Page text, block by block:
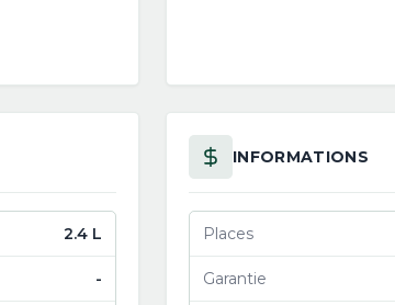
2.4 L
-
INFORMATIONS
Places
Garantie